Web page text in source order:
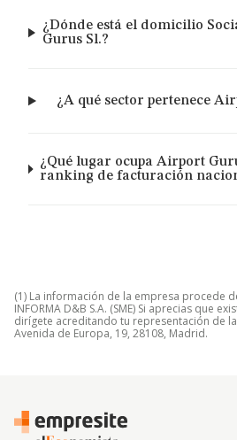
¿Dónde está el domicilio
Gurus Sl.?
¿A qué sector pertenece
¿Qué lugar ocupa Airport
ranking de facturación
(1) La información de la empresa procede
INFORMA D&B S.A. (SME) Si aprecias que
dirígete acreditando tu representación de
Avenida de Europa, 19, 28108, Madrid.